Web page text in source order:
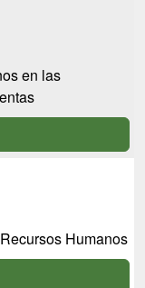
en las
Humanos